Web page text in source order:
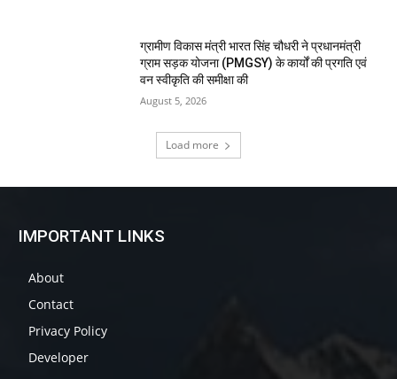
ग्रामीण विकास मंत्री भारत सिंह चौधरी ने प्रधानमंत्री
ग्राम सड़क योजना (PMGSY) के कार्यों की प्रगति एवं
वन स्वीकृति की समीक्षा की
August 5, 2026
Load more
IMPORTANT LINKS
About
Contact
Privacy Policy
Developer